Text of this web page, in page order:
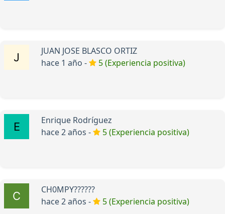
JUAN JOSE BLASCO ORTIZ
hace 1 año -
5 (Experiencia positiva)
Enrique Rodríguez
hace 2 años -
5 (Experiencia positiva)
CH0MPY??????
hace 2 años -
5 (Experiencia positiva)